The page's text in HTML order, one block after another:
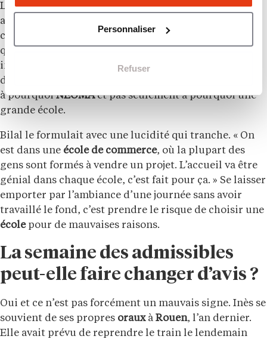
Personnaliser
Refuser
La différence se fait rarement sur les réponses
attendues. Elle se fait sur les
connaissent l’école au-delà de son classement, ceux
qui savent nommer une spécialisation qui les
intéresse, un partenariat international, un parcours
d’impact associatif. Ceux qui ont visiblement réfléchi
à pourquoiNEOMAet pas seulement à pourquoi une
grande école.
Bilal le formulait avec une lucidité qui tranche. « On
est dans une école de commerce, où la plupart des
gens sont formés à vendre un projet. L’accueil va être
génial dans chaque école, c’est fait pour ça. » Se laisser
emporter par l’ambiance d’une journée sans avoir
travaillé le fond, c’est prendre le risque de choisir une
écolepour de mauvaises raisons.
La semaine des admissibles
peut-elle faire changer d’avis ?
Oui et ce n’est pas forcément un mauvais signe. Inès se
souvient de ses propres orauxà Rouen, l’an dernier.
Elle avait prévu de reprendre le train le lendemain